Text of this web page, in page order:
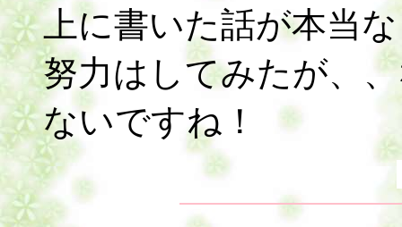
上に書いた話が本当
努力はしてみたが、
ないですね！